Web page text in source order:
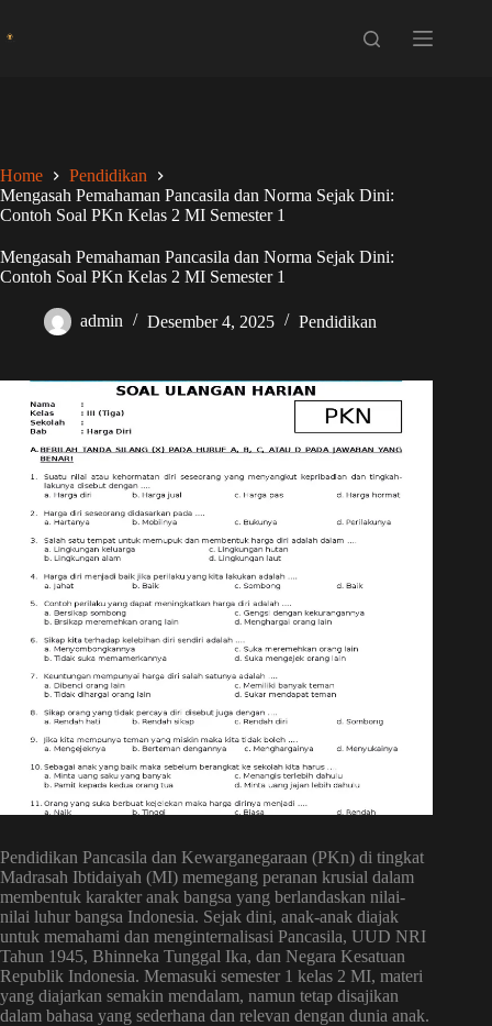
Home
Pendidikan
Mengasah Pemahaman Pancasila dan Norma Sejak Dini:
Contoh Soal PKn Kelas 2 MI Semester 1
Mengasah Pemahaman Pancasila dan Norma Sejak Dini:
Contoh Soal PKn Kelas 2 MI Semester 1
admin Desember 4, 2025 Pendidikan
Pendidikan Pancasila dan Kewarganegaraan (PKn) di tingkat
Madrasah Ibtidaiyah (MI) memegang peranan krusial dalam
membentuk karakter anak bangsa yang berlandaskan nilai-
nilai luhur bangsa Indonesia. Sejak dini, anak-anak diajak
untuk memahami dan menginternalisasi Pancasila, UUD NRI
Tahun 1945, Bhinneka Tunggal Ika, dan Negara Kesatuan
Republik Indonesia. Memasuki semester 1 kelas 2 MI, materi
yang diajarkan semakin mendalam, namun tetap disajikan
dalam bahasa yang sederhana dan relevan dengan dunia anak.